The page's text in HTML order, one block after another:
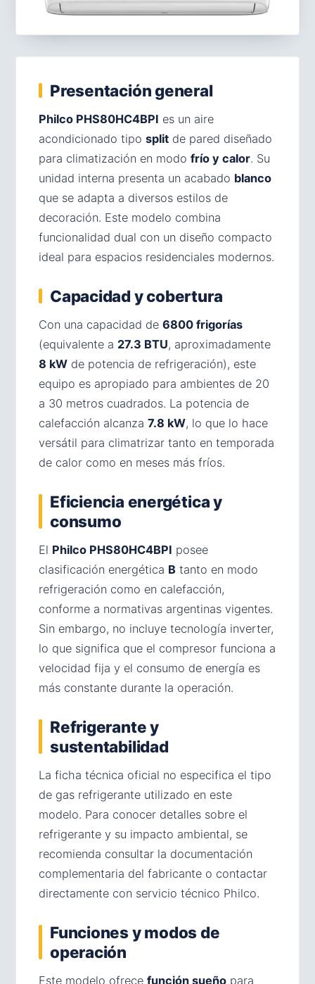
Presentación general
Philco PHS80HC4BPI es un aire
acondicionado tipo split de pared diseñado
para climatización en modo frío y calor. Su
unidad interna presenta un acabado blanco
que se adapta a diversos estilos de
decoración. Este modelo combina
funcionalidad dual con un diseño compacto
ideal para espacios residenciales modernos.
Capacidad y cobertura
Con una capacidad de 6800 frigorías
(equivalente a 27.3 BTU, aproximadamente
8 kW de potencia de refrigeración), este
equipo es apropiado para ambientes de 20
a 30 metros cuadrados. La potencia de
calefacción alcanza 7.8 kW, lo que lo hace
versátil para climatrizar tanto en temporada
de calor como en meses más fríos.
Eficiencia energética y
consumo
El Philco PHS80HC4BPI posee
clasificación energética B tanto en modo
refrigeración como en calefacción,
conforme a normativas argentinas vigentes.
Sin embargo, no incluye tecnología inverter,
lo que significa que el compresor funciona a
velocidad fija y el consumo de energía es
más constante durante la operación.
Refrigerante y
sustentabilidad
La ficha técnica oficial no especifica el tipo
de gas refrigerante utilizado en este
modelo. Para conocer detalles sobre el
refrigerante y su impacto ambiental, se
recomienda consultar la documentación
complementaria del fabricante o contactar
directamente con servicio técnico Philco.
Funciones y modos de
operación
Este modelo ofrece función sueño para